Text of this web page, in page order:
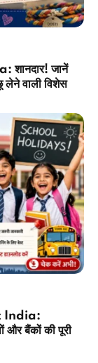
जानें
लेने वाली विशेस
India:
और बैंकों की पूरी